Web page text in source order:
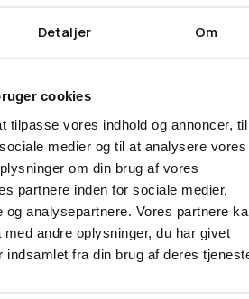
Detaljer Om
cookies
tilpasse vores indhold og annoncer,
medier og til at analysere vores
om din brug af vores
partnere inden for sociale medier,
og analysepartnere. Vores partnere
andre oplysninger, du har givet
indsamlet fra din brug af deres
modnes.
vil
Trust-elementer der
virker godt
Klar værdisætning, korte
proof-points,
logoer/udtalelser, tydelig